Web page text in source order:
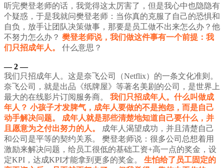
听完樊登老师的话，我觉得这太厉害了，但是我心中也隐隐有
个疑惑，于是我就问樊登老师：当你真的克服了自己的恐惧和
自负，放手让团队决策做事，那要是员工做不出来怎么办？他
不努力怎么办？ 樊登老师说，我们做这件事有一个前提：我
们只招成年人。
什么意思？
— 2 —
我们只招成年人。这是奈飞公司（Netflix）的一条文化准则。
奈飞公司，就是出品《纸牌屋》等著名美剧的公司，是世界上
最大的在线影片订阅服务商。
我们只招成年人。什么叫做成
年人？ 小孩子才发脾气，成年人要做的不是抱怨，而是自己
动手解决问题。
成年人就是那些清楚地知道自己要什么，并
且愿意为之付出努力的人。
成年人渴望成功，并且清楚自己
和公司是平等的契约关系。
樊登老师说：很多公司总想着用
激励来解决问题，给员工很低的基础工资+高一点的奖金，设
定KPI，达成KPI才能拿到更多的奖金。
生怕给了员工固定的